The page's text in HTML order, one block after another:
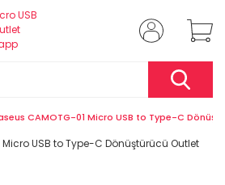
CAMOTG-01 Micro USB to Type-C